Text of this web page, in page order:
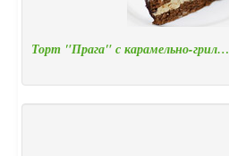
Торт "Прага" с карамельно-грил…